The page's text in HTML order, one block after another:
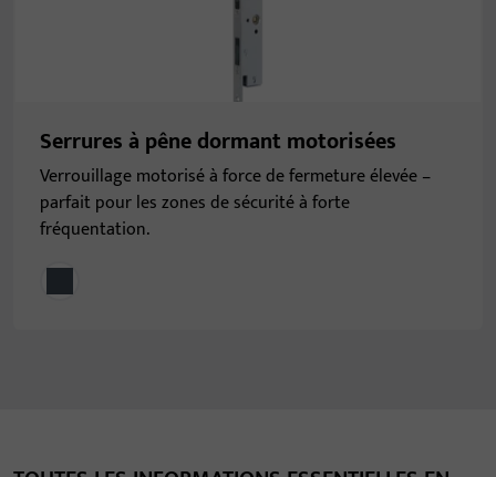
Serrures à pêne dormant motorisées
Verrouillage motorisé à force de fermeture élevée –
parfait pour les zones de sécurité à forte
fréquentation.